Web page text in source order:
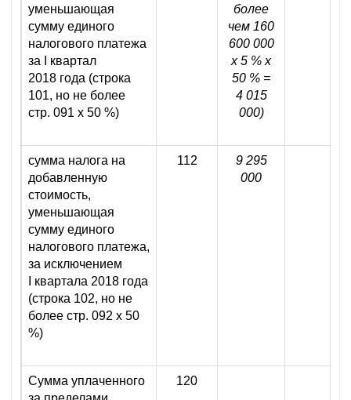
уменьшающая
сумму единого
налогового платежа
за I квартал
2018 года (строка
101, но не более
стр. 091 х 50 %)
более
чем 160
600 000
х 5 % х
50 % =
4 015
000)
сумма налога на
добавленную
стоимость,
уменьшающая
сумму единого
налогового платежа,
за исключением
I квартала 2018 года
(строка 102, но не
более стр. 092 х 50
%)
112
9 295
000
Сумма уплаченного
120